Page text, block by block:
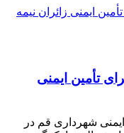
تأمین ایمنی
شهرداری قم در